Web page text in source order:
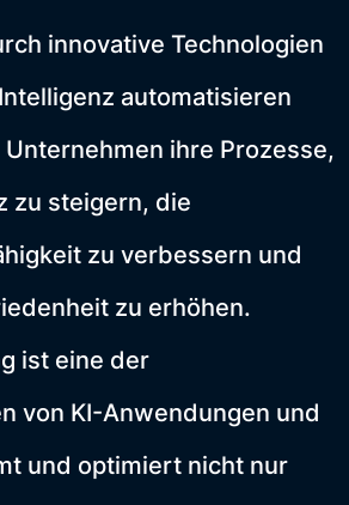
innovative Technologien
automatisieren
ihre Prozesse,
zu steigern, die
zu verbessern und
zu erhöhen.
ist eine der
von KI-Anwendungen und
und optimiert nicht nur